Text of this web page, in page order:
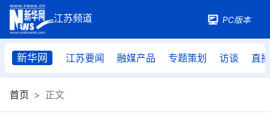
PC版本
新华网 江苏要闻 融媒产品 专题策划 访谈 直播
首页 正文